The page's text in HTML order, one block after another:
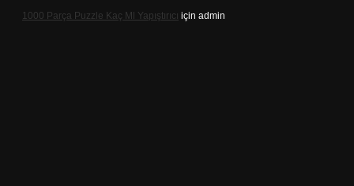
1000 Parça Puzzle Kaç Ml Yapıştırıcı için admin